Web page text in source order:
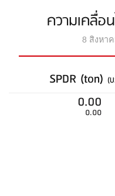
ความเคลื่อ
8 สิงหาค
SPDR (ton)
0.00
0.00